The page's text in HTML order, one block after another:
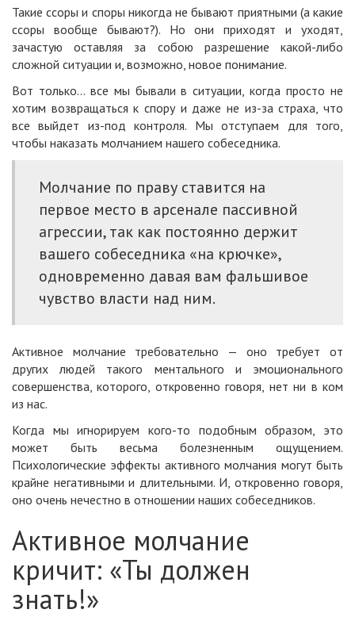
Такие ссоры и споры никогда не бывают приятными (а какие
ссоры вообще бывают?). Но они приходят и уходят,
зачастую оставляя за собою разрешение какой-либо
сложной ситуации и, возможно, новое понимание.
Вот только… все мы бывали в ситуации, когда просто не
хотим возвращаться к спору и даже не из-за страха, что
все выйдет из-под контроля. Мы отступаем для того,
чтобы наказать молчанием нашего собеседника.
Молчание по праву ставится на
первое место в арсенале пассивной
агрессии, так как постоянно держит
вашего собеседника «на крючке»,
одновременно давая вам фальшивое
чувство власти над ним.
Активное молчание требовательно — оно требует от
других людей такого ментального и эмоционального
совершенства, которого, откровенно говоря, нет ни в ком
из нас.
Когда мы игнорируем кого-то подобным образом, это
может быть весьма болезненным ощущением.
Психологические эффекты активного молчания могут быть
крайне негативными и длительными. И, откровенно говоря,
оно очень нечестно в отношении наших собеседников.
Активное молчание
кричит: «Ты должен
знать!»